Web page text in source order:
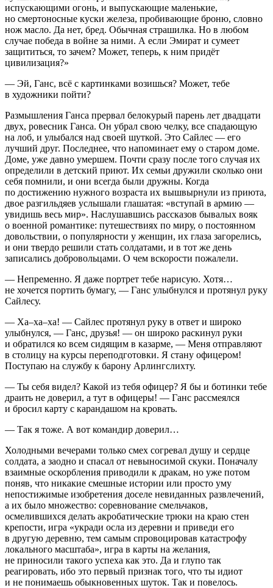
испускающими огонь, и выпускающие маленькие,
но смертоносные куски железа, пробивающие броню, словно
нож масло. Да нет, бред. Обычная страшилка. Но в любом
случае победа в войне за ними. А если Эмират и сумеет
защититься, то зачем? Может, теперь, к ним придёт
цивилизация?»
— Эй, Ганс, всё с картинками возишься? Может, тебе
в художники пойти?
Размышления Ганса прервал белокурый парень лет двадцати
двух, ровесник Ганса. Он убрал свою челку, все спадающую
на лоб, и улыбался над своей шуткой. Это Сайлес — его
лучший друг. Последнее, что напоминает ему о старом доме.
Доме, уже давно умершем. Почти сразу после того случая их
определили в детский приют. Их семьи дружили сколько они
себя помнили, и они всегда были дружны. Когда
по достижению нужного возраста их вышвырнули из приюта,
двое разгильдяев услышали глашатая: «вступай в армию —
увидишь весь мир». Наслушавшись рассказов бывалых вояк
о военной романтике: путешествиях по миру, о постоянном
довольствии, о популярности у женщин, их глаза загорелись,
и они твердо решили стать солдатами, и в тот же день
записались добровольцами. О чем вскорости пожалели.
— Непременно. Я даже портрет тебе нарисую. Хотя…
не хочется портить бумагу, — Ганс улыбнулся и протянул руку
Сайлесу.
— Ха–ха–ха! — Сайлес протянул руку в ответ и широко
улыбнулся, — Ганс, друзья! — он широко раскинул руки
и обратился ко всем сидящим в казарме, — Меня отправляют
в столицу на курсы переподготовки. Я стану офицером!
Поступаю на службу к барону Арлингслихту.
— Ты себя видел? Какой из тебя офицер? Я бы и ботинки тебе
драить не доверил, а тут в офицеры! — Ганс рассмеялся
и бросил карту с карандашом на кровать.
— Так я тоже. А вот командир доверил…
Холодными вечерами только смех согревал душу и сердце
солдата, а заодно и спасал от невыносимой скуки. Поначалу
взаимные оскорбления приводили к дракам, но уже потом
поняв, что никакие смешные истории или просто уму
непостижимые изобретения доселе невиданных развлечений,
а их было множество: соревнование смельчаков,
осмелившихся делать акробатические трюки на краю стен
крепости, игра «укради осла из деревни и приведи его
в другую деревню, тем самым спровоцировав катастрофу
локального масштаба», игра в карты на желания,
не приносили такого успеха как это. Да и глупо так
реагировать, ибо это первый признак того, что ты идиот
и не понимаешь обыкновенных шуток. Так и повелось.